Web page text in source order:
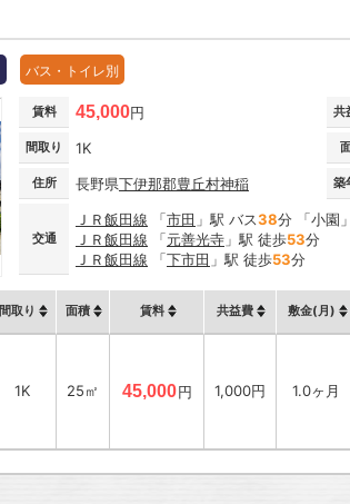
バス・トイレ別
賃料 45,000円 共
間取り 1K
住所 長野県下伊那郡豊丘村神稲 築
交通
ＪＲ飯田線 「市田 」駅 バス38分 「小園
ＪＲ飯田線 「元善光寺 」駅 徒歩53分
ＪＲ飯田線 「下市田 」駅 徒歩53分
間取り 面積 賃料 共益費 敷金(月)
1K 25㎡ 45,000円 1,000円 1.0ヶ月